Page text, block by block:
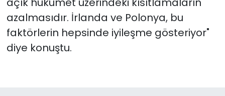
azalmasıdır. İrlanda ve Polonya, bu
faktörlerin hepsinde iyileşme gösteriyor"
diye konuştu.